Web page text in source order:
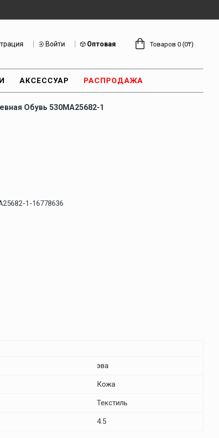
Войти Оптовая Товаров 0 (0₸)
АКСЕССУАР РАСПРОДАЖА
Обувь 530MA25682-1
1-16778636
эва
Кожа
Текстиль
4.5